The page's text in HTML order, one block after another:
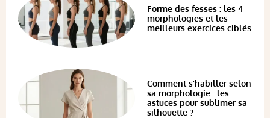
Forme des fesses : les 4
morphologies et les
meilleurs exercices ciblés
Comment s’habiller selon
sa morphologie : les
astuces pour sublimer sa
silhouette ?